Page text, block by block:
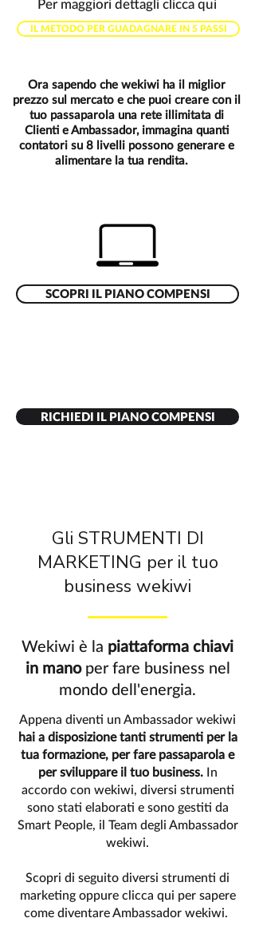
Per maggiori dettagli clicca qui
IL METODO PER GUADAGNARE IN 5 PASSI
Ora sapendo che wekiwi ha il miglior
prezzo sul mercato e che puoi creare con il
tuo passaparola una rete illimitata di
Clienti e Ambassador, immagina quanti
contatori su 8 livelli possono generare e
alimentare la tua rendita.
SCOPRI IL PIANO COMPENSI
RICHIEDI IL PIANO COMPENSI
Gli STRUMENTI DI
MARKETING per il tuo
business wekiwi
Wekiwi è la piattaforma chiavi
in mano per fare business nel
mondo dell'energia.
Appena diventi un Ambassador wekiwi
hai a disposizione tanti strumenti per la
tua formazione, per fare passaparola e
per sviluppare il tuo business.In
accordo con wekiwi, diversi strumenti
sono stati elaborati e sono gestiti da
Smart People, il Team degli Ambassador
wekiwi.
Scopri di seguito diversi strumenti di
marketing oppure clicca qui per sapere
come diventare Ambassador wekiwi.